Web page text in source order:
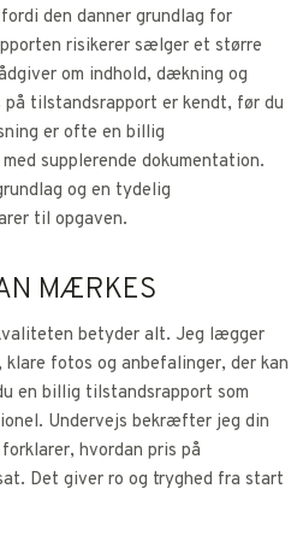
den danner grundlag for
risikerer sælger et større
om indhold, dækning og
tilstandsrapport er kendt, før du
er ofte en billig
supplerende dokumentation.
og en tydelig
til opgaven.
MÆRKES
betyder alt. Jeg lægger
fotos og anbefalinger, der kan
en billig tilstandsrapport som
Undervejs bekræfter jeg din
hvordan pris på
Det giver ro og tryghed fra start